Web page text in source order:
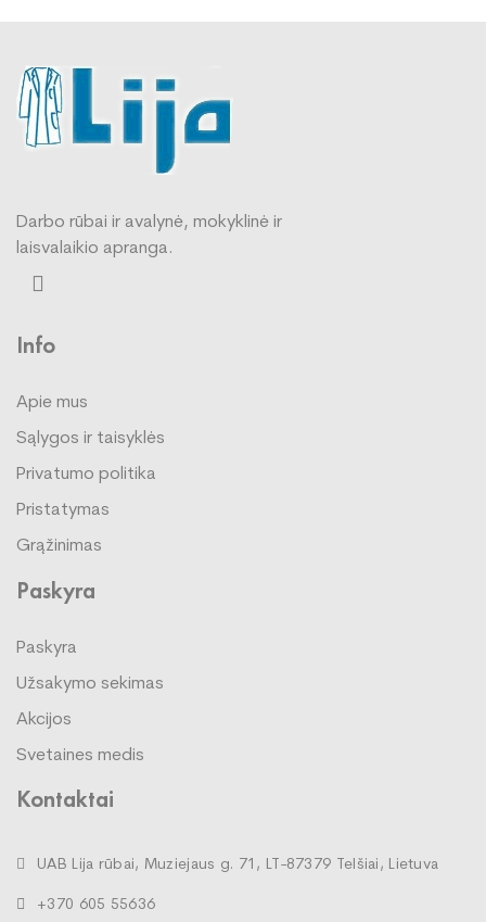
Darbo rūbai ir avalynė, mokyklinė ir
laisvalaikio apranga.
Info
Apie mus
Sąlygos ir taisyklės
Privatumo politika
Pristatymas
Grąžinimas
Paskyra
Paskyra
Užsakymo sekimas
Akcijos
Svetaines medis
Kontaktai
UAB Lija rūbai, Muziejaus g. 71, LT-87379 Telšiai, Lietuva
+370 605 55636